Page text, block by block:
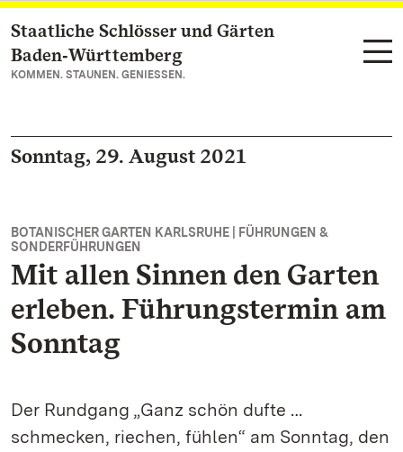
Zum Hauptinhalt springen
Staatliche Schlösser und Gärten
Baden‑Württemberg
KOMMEN. STAUNEN. GENIESSEN.
Sonntag, 29. August 2021
BOTANISCHER GARTEN KARLSRUHE | FÜHRUNGEN &
SONDERFÜHRUNGEN
Mit allen Sinnen den Garten
erleben. Führungstermin am
Sonntag
Der Rundgang „Ganz schön dufte …
schmecken, riechen, fühlen“ am Sonntag, den